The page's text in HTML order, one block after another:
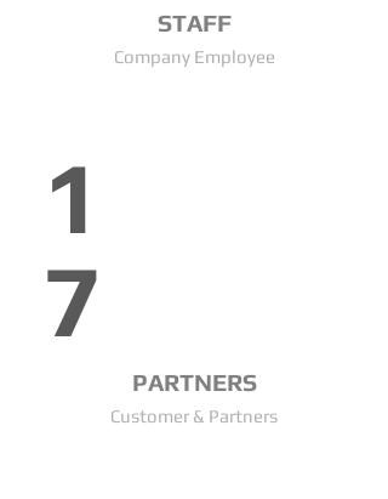
STAFF
Company Employee
1
7
PARTNERS
Customer & Partners